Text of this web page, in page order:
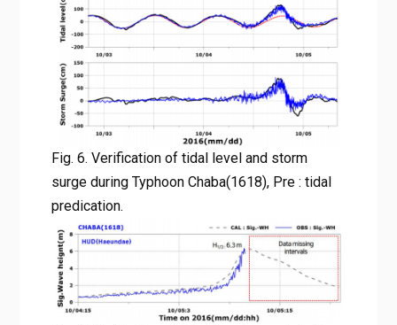
Fig. 6. Verification of tidal level and storm
surge during Typhoon Chaba(1618), Pre : tidal
predication.